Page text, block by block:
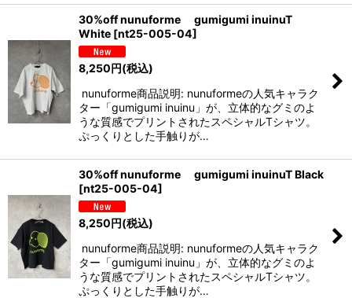
30%off nunuforme gumigumi inuinuT
White [nt25-005-04]
8,250円(税込)
nunuforme商品説明: nunuformeの人気キャラク
ター「gumigumi inuinu」が、立体的なグミのよ
うな質感でプリントされたスペシャルTシャツ。
ぷっくりとした手触りが…
30%off nunuforme gumigumi inuinuT Black
[nt25-005-04]
8,250円(税込)
nunuforme商品説明: nunuformeの人気キャラク
ター「gumigumi inuinu」が、立体的なグミのよ
うな質感でプリントされたスペシャルTシャツ。
ぷっくりとした手触りが…